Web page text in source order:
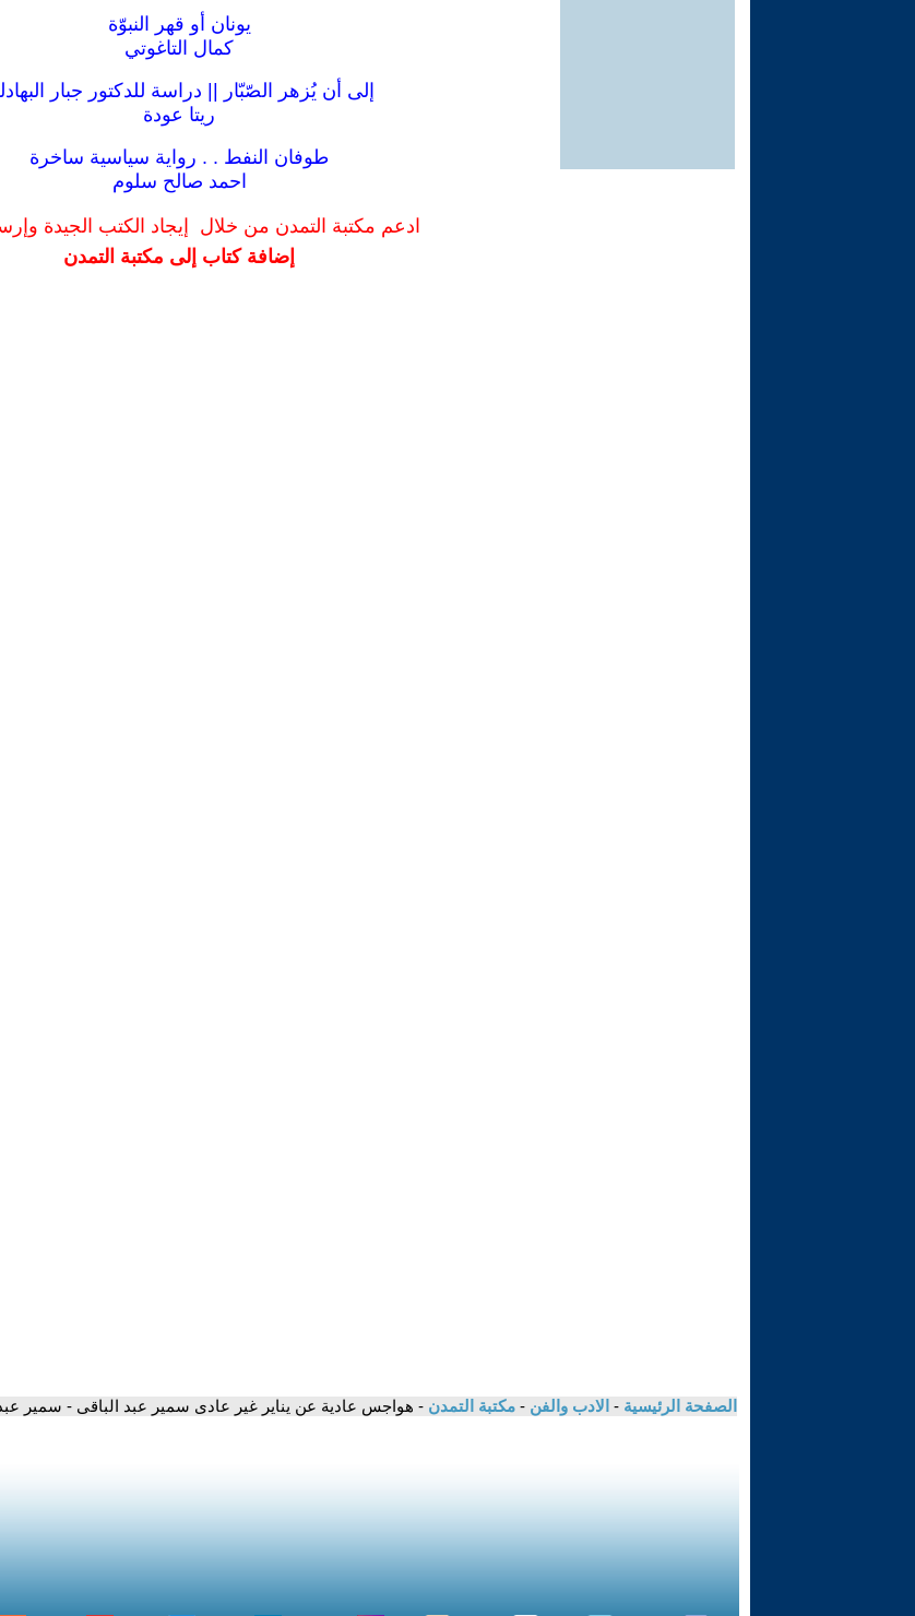
يونان أو قهر النبوّة
كمال التاغوتي
إلى أن يُزهر الصّبّار || دراسة للدكتور جبار
ريتا عودة
طوفان النفط . . رواية سياسية ساخرة
احمد صالح سلوم
ادعم مكتبة التمدن من خلال إيجاد الكتب الجيدة
إضافة كتاب إلى مكتبة التمدن
الصفحة الرئيسية - الادب والفن - مكتبة التمدن - هواجس عادية عن يناير غير عادى سمير عبد الباقى - سمير